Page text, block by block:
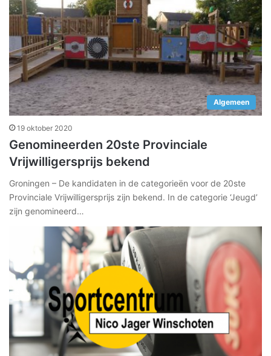
Algemeen
19 oktober 2020
Genomineerden 20ste Provinciale
Vrijwilligersprijs bekend
Groningen – De kandidaten in de categorieën voor de 20ste
Provinciale Vrijwilligersprijs zijn bekend. In de categorie ‘Jeugd’
zijn genomineerd…